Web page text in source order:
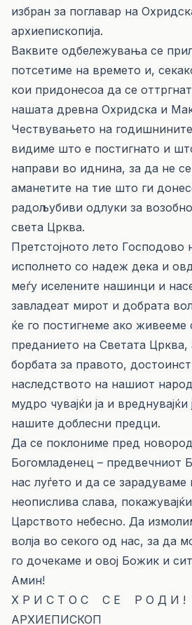
избран за поглавар на
архиепископија.
Ваквите одбележувања се
потсетиме на времето и,
кои придонесоа да се
нашата древна Охридска и
Чествувањето на
видиме што е постигнато и
направи во иднина, за да не
аманетите на тие што ги
радољубиви одлуки за
света Црква.
Претстојното лето Господово
исполнето со надеж дека и
меѓу иселените нашинци и
завладеат мирот и добрата
ќе го постигнеме ако живееме
преданието на Светата
борбата за правото,
наследството на нашиот
мудро чувајќи ја и
нашите доблесни предци.
Да се поклониме пред
Богомладенец – предвечниот
нас луѓето и да се зарадуваме
неопислива слава,
Царството небесно. Да
волја во секого од нас, за да
го дочекаме и овој Божик и
Амин!
Х Р И С Т О С С Е Р О Д И !
АРХИЕПИСКОП